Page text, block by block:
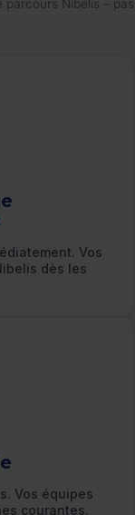
parcours Nibelis – pas
Vos
dès les
Vos équipes
courantes.